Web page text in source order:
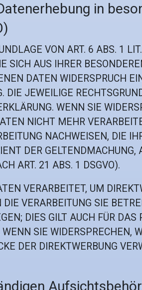
in
VON ART. 6 ABS. 1
SICH AUS IHRER
DATEN WIDERSPRUCH
JEWEILIGE
WENN SIE
NICHT MEHR
NACHWEISEN, DIE
DER GELTENDMACHUNG,
ART. 21 ABS. 1 DSGVO).
VERARBEITET, UM
VERARBEITUNG SIE
DIES GILT AUCH FÜR
SIE WIDERSPRECHEN,
DER DIREKTWERBUNG